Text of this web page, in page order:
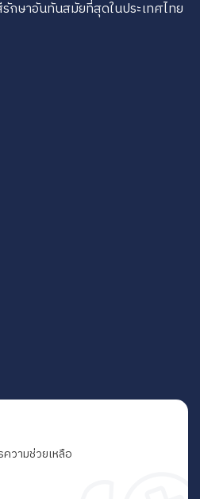
กษาอันทันสมัยที่สุดในประเทศไทย
วามช่วยเหลือ